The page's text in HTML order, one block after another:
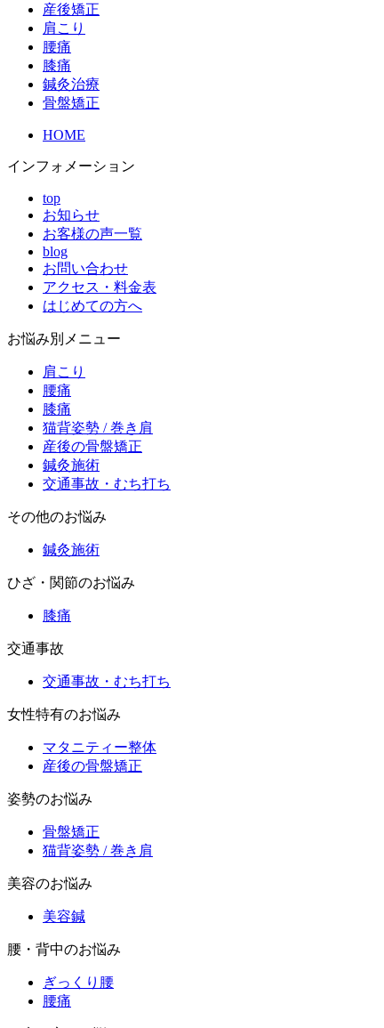
産後矯正
肩こり
腰痛
膝痛
鍼灸治療
骨盤矯正
HOME
インフォメーション
top
お知らせ
お客様の声一覧
blog
お問い合わせ
アクセス・料金表
はじめての方へ
お悩み別メニュー
肩こり
腰痛
膝痛
猫背姿勢 / 巻き肩
産後の骨盤矯正
鍼灸施術
交通事故・むち打ち
その他のお悩み
鍼灸施術
ひざ・関節のお悩み
膝痛
交通事故
交通事故・むち打ち
女性特有のお悩み
マタニティー整体
産後の骨盤矯正
姿勢のお悩み
骨盤矯正
猫背姿勢 / 巻き肩
美容のお悩み
美容鍼
腰・背中のお悩み
ぎっくり腰
腰痛